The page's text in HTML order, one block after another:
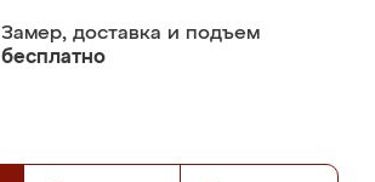
Замер, доставка и подъем
бесплатно